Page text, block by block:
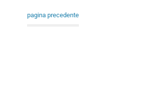
pagina precedente